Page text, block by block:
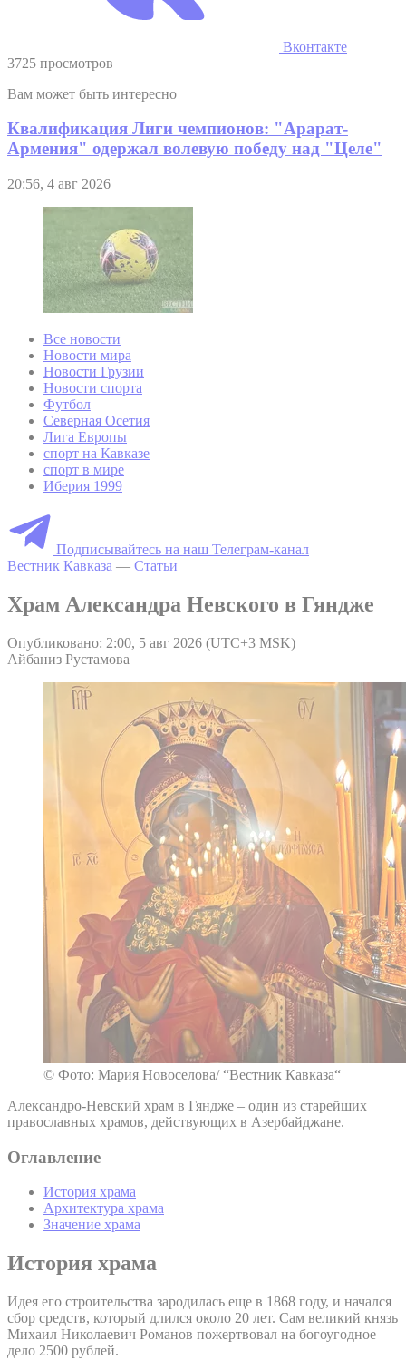
Вконтакте
3725 просмотров
Вам может быть интересно
Квалификация Лиги чемпионов: "Арарат-
Армения" одержал волевую победу над "Целе"
20:56, 4 авг 2026
Все новости
Новости мира
Новости Грузии
Новости спорта
Футбол
Северная Осетия
Лига Европы
спорт на Кавказе
спорт в мире
Иберия 1999
Подписывайтесь на наш Телеграм-канал
Вестник Кавказа — Статьи
Храм Александра Невского в Гяндже
Опубликовано: 2:00, 5 авг 2026 (UTC+3 MSK)
Айбаниз Рустамова
© Фото: Мария Новоселова/ “Вестник Кавказа“
Александро-Невский храм в Гяндже – один из старейших
православных храмов, действующих в Азербайджане.
Оглавление
История храма
Архитектура храма
Значение храма
История храма
Идея его строительства зародилась еще в 1868 году, и начался
сбор средств, который длился около 20 лет. Сам великий князь
Михаил Николаевич Романов пожертвовал на богоугодное
дело 2500 рублей.